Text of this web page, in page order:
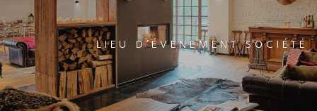
LIEU D’ÉVÉNEMENT SOCIÉTÉ